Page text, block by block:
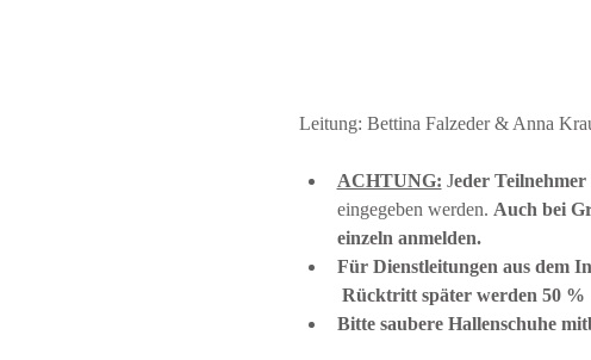
Leitung: Bettina Falzeder & Anna
ACHTUNG: Jeder Teilnehmer
eingegeben werden. Auch bei
einzeln anmelden.
Für Dienstleitungen aus dem
Rücktritt später werden 50 %
Bitte saubere Hallenschuhe